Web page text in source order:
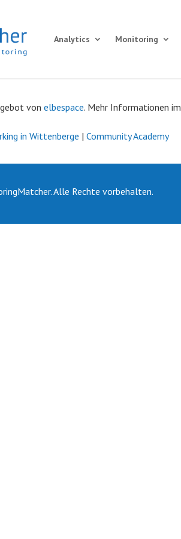
Analytics Monitoring
vonelbespace. Mehr Informationen im
in Wittenberge | Community Academy
Alle Rechte vorbehalten.